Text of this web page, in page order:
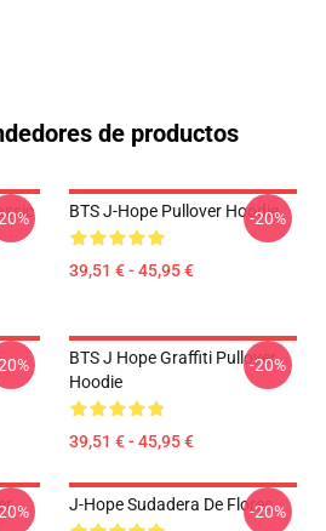
de productos
BTS J-Hope Pullover Hoodie
39,51 € - 45,95 €
-20%
BTS J Hope Graffiti Pullover
Hoodie
39,51 € - 45,95 €
-20%
J-Hope Sudadera De Flores
-20%